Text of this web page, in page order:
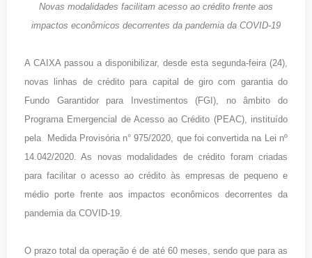
Novas modalidades facilitam acesso ao crédito frente aos
impactos econômicos decorrentes da pandemia da COVID-19
A CAIXA passou a disponibilizar, desde esta segunda-feira (24),
novas linhas de crédito para capital de giro com garantia do
Fundo Garantidor para Investimentos (FGI), no âmbito do
Programa Emergencial de Acesso ao Crédito (PEAC), instituído
pela Medida Provisória n° 975/2020, que foi convertida na Lei nº
14.042/2020. As novas modalidades de crédito foram criadas
para facilitar o acesso ao crédito às empresas de pequeno e
médio porte frente aos impactos econômicos decorrentes da
pandemia da COVID-19.
O prazo total da operação é de até 60 meses, sendo que para as